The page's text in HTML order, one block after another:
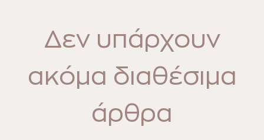
ΣΧΕΤΙΚΑ
ΔΙΑΜΟΝΗ
ANEMOS COCKTAIL BAR &
LUNCH RESTAURANT
Δεν υπάρχουν
ακόμα διαθέσιμα
άρθρα